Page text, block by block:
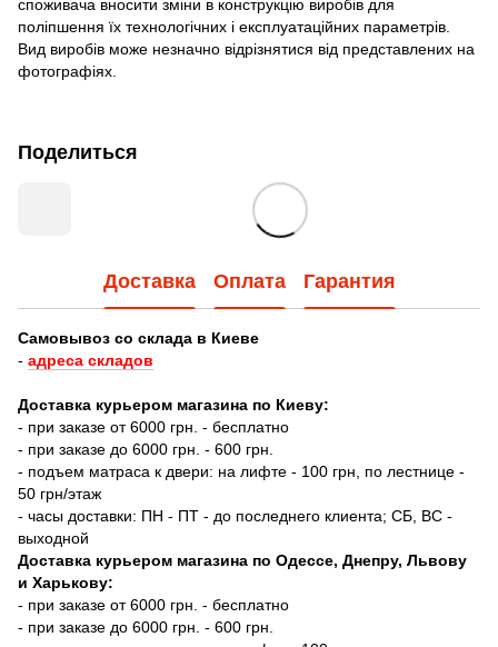
споживача вносити зміни в конструкцію виробів для
поліпшення їх технологічних і експлуатаційних параметрів.
Вид виробів може незначно відрізнятися від представлених на
фотографіях.
Поделиться
Доставка Оплата Гарантия
Самовывоз со склада в Киеве
- адреса складов
Доставка курьером магазина по Киеву:
- при заказе от 6000 грн. - бесплатно
- при заказе до 6000 грн. - 600 грн.
- подъем матраса к двери: на лифте - 100 грн, по лестнице -
50 грн/этаж
- часы доставки: ПН - ПТ - до последнего клиента; СБ, ВС -
выходной
Доставка курьером магазина по Одессе, Днепру, Львову
и Харькову:
- при заказе от 6000 грн. - бесплатно
- при заказе до 6000 грн. - 600 грн.